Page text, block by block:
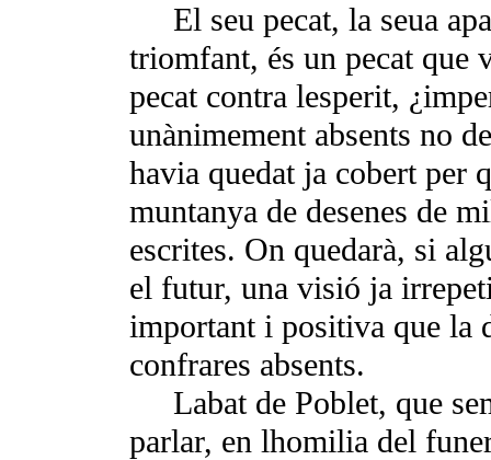
El seu pecat, la seua
triomfant, és un pecat que
pecat contra lesperit,
unànimement absents no
havia quedat ja cobert per
muntanya de desenes de
escrites. On quedarà, si
el futur, una visió ja
important i positiva que la
confrares absents.
Labat de Poblet, que
parlar, en lhomilia del